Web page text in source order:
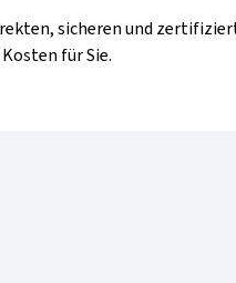
sicheren und
für Sie.